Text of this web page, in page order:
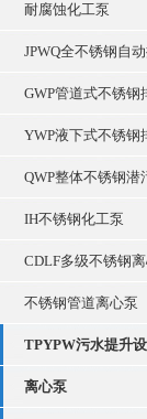
耐腐蚀化工泵
JPWQ全不锈钢自
GWP管道式不锈钢
YWP液下式不锈钢
QWP整体不锈钢潜
IH不锈钢化工泵
CDLF多级不锈钢
不锈钢管道离心泵
TPYPW污水提升
离心泵